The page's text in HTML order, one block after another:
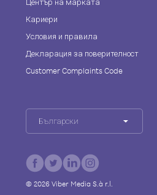
Кариери
Условия и правила
Декларация за поверителност
Customer Complaints Code
Български
© 2026Viber Media S.à r.l.